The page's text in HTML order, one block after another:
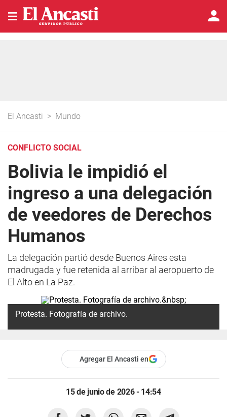
El Ancasti > Mundo
CONFLICTO SOCIAL
Bolivia le impidió el
ingreso a una delegación
de veedores de Derechos
Humanos
La delegación partió desde Buenos Aires esta
madrugada y fue retenida al arribar al aeropuerto de
El Alto en La Paz.
Protesta. Fotografía de archivo.
Agregar El Ancasti en
15 de junio de 2026 - 14:54